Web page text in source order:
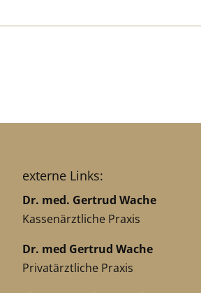
externe Links:
Dr. med. Gertrud Wache
Kassenärztliche Praxis
Dr. med Gertrud Wache
Privatärztliche Praxis